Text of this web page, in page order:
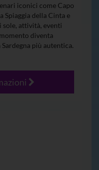
iconici come Capo
Spiaggia della Cinta e
sole, attività, eventi
diventa
più autentica.